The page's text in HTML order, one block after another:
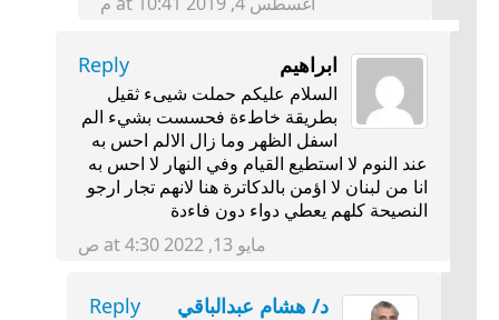
ابراهيم Reply
السلام عليكم حملت شيىء ثقيل
بطريقة خاطءة فحسست بشيء الم
اسفل الظهر وما زال الالم احس به
عند النوم لا استطيع القيام وفي النهار لا احس به
انا من لبنان لا اؤمن بالدكاترة هنا لانهم تجار ارجو
النصيحة كلهم يعطي دواء دون فاءدة
مايو 13, 2022 at 4:30 ص
د/ هشام عبدالباقي Reply